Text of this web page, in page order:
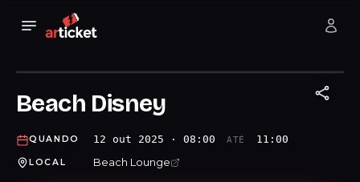
Beach Disney
QUANDO 12 out 2025 · 08:00 ATÉ 11:00
LOCAL Beach Lounge